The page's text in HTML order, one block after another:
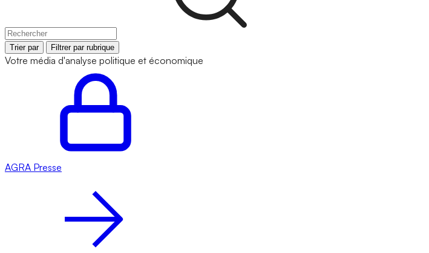
Trier par Filtrer par rubrique
Votre média d'analyse politique et économique
AGRA Presse